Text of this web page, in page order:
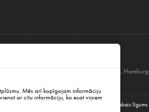
Mēs arī kopīgojam informāciju
ar citu informāciju, ko esat viņiem
Berlīne,
Publiskais līgums